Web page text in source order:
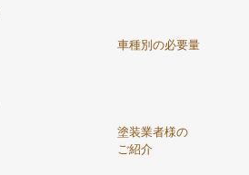
車種別の必要量
塗装業者様の
ご紹介